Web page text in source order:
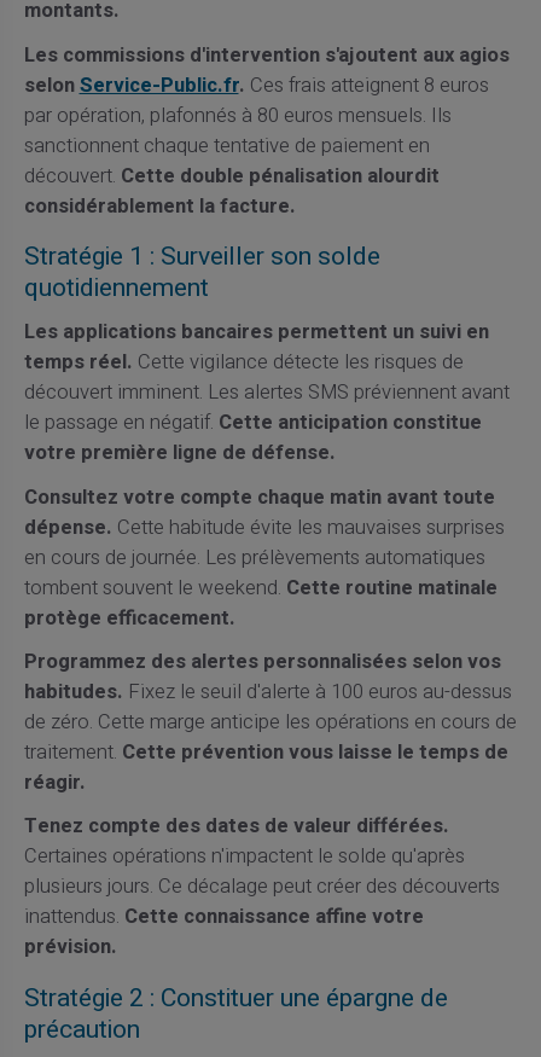
montants.
Les commissions d'intervention s'ajoutent aux agios
selonService-Public.fr. Ces frais atteignent 8 euros
par opération, plafonnés à 80 euros mensuels. Ils
sanctionnent chaque tentative de paiement en
découvert. Cette double pénalisation alourdit
considérablement la facture.
Stratégie 1 : Surveiller son solde
quotidiennement
Les applications bancaires permettent un suivi en
temps réel. Cette vigilance détecte les risques de
découvert imminent. Les alertes SMS préviennent avant
le passage en négatif. Cette anticipation constitue
votre première ligne de défense.
Consultez votre compte chaque matin avant toute
dépense. Cette habitude évite les mauvaises surprises
en cours de journée. Les prélèvements automatiques
tombent souvent le weekend. Cette routine matinale
protège efficacement.
Programmez des alertes personnalisées selon vos
habitudes. Fixez le seuil d'alerte à 100 euros au-dessus
de zéro. Cette marge anticipe les opérations en cours de
traitement. Cette prévention vous laisse le temps de
réagir.
Tenez compte des dates de valeur différées.
Certaines opérations n'impactent le solde qu'après
plusieurs jours. Ce décalage peut créer des découverts
inattendus. Cette connaissance affine votre
prévision.
Stratégie 2 : Constituer une épargne de
précaution